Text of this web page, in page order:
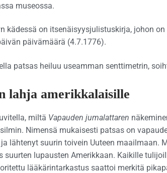
museossa.
kädessä on itsenäisyysjulistuskirja, johon
päivämäärä (4.7.1776).
patsas heiluu useamman senttimetrin,
lahja amerikkalaisille
miltä Vapauden jumalattaren
Nimensä mukaisesti patsas on
lähtenyt suurin toivein Uuteen maailmaan.
suurten lupausten Amerikkaan. Kaikille
lääkärintarkastus saattoi merkitä